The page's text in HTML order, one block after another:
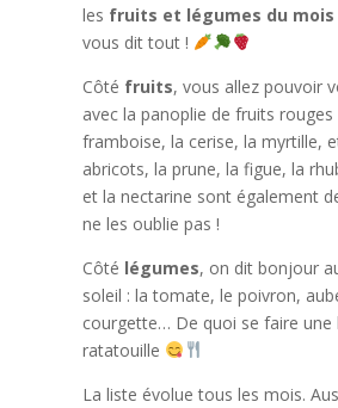
les fruits et légumes du mois
vous dit tout !
Côté fruits, vous allez pouvoir
avec la panoplie de fruits rouges
framboise, la cerise, la myrtille,
abricots, la prune, la figue, la
et la nectarine sont également
ne les oublie pas !
Côté légumes, on dit bonjour
soleil : la tomate, le poivron,
courgette… De quoi se faire une
ratatouille
La liste évolue tous les mois.